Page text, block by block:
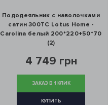
Пододеяльник с наволочками
сатин 300ТС Lotus Home -
Carolina белый 200*220+50*70
(2)
4 749 грн
ЗАКАЗ В 1 КЛИК
КУПИТЬ